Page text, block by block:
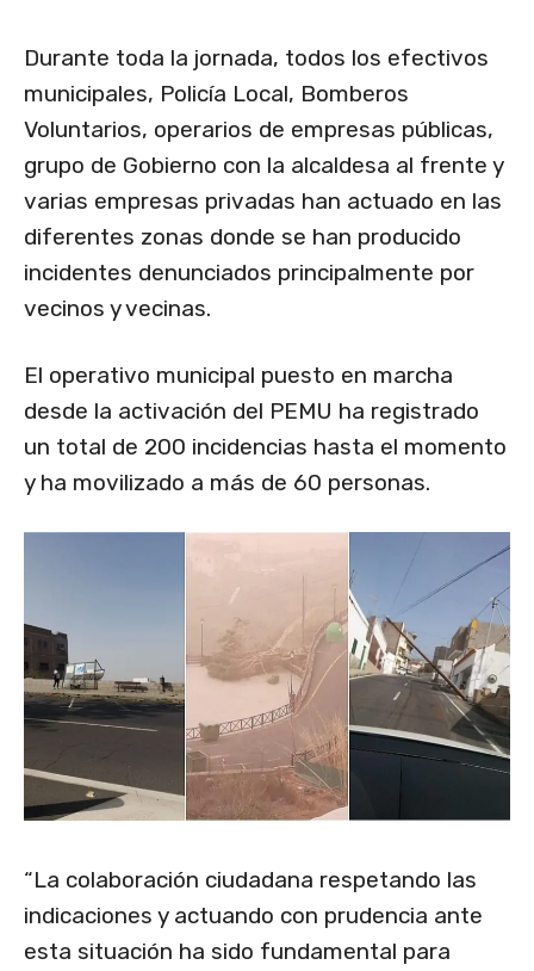
Durante toda la jornada, todos los efectivos
municipales, Policía Local, Bomberos
Voluntarios, operarios de empresas públicas,
grupo de Gobierno con la alcaldesa al frente y
varias empresas privadas han actuado en las
diferentes zonas donde se han producido
incidentes denunciados principalmente por
vecinos y vecinas.
El operativo municipal puesto en marcha
desde la activación del PEMU ha registrado
un total de 200 incidencias hasta el momento
y ha movilizado a más de 60 personas.
“La colaboración ciudadana respetando las
indicaciones y actuando con prudencia ante
esta situación ha sido fundamental para